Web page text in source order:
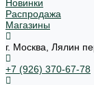
Новинки
Распродажа
Магазины
г. Москва, Лялин
+7 (926) 370-67-78